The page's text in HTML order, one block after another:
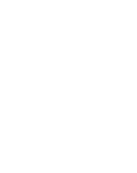
do pulmão são
investimento
com enfarte
Lp(a), revela estudo